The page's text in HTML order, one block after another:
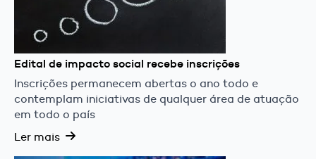
Edital de impacto social recebe inscrições
Inscrições permanecem abertas o ano todo e
contemplam iniciativas de qualquer área de atuação
em todo o país
Ler mais